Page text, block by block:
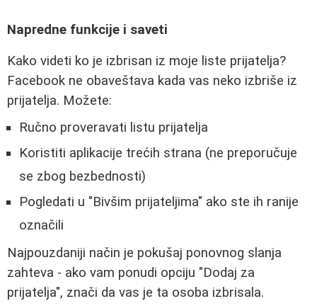
Napredne funkcije i saveti
Kako videti ko je izbrisan iz moje liste prijatelja?
Facebook ne obaveštava kada vas neko izbriše iz
prijatelja. Možete:
Ručno proveravati listu prijatelja
Koristiti aplikacije trećih strana (ne preporučuje
se zbog bezbednosti)
Pogledati u "Bivšim prijateljima" ako ste ih ranije
označili
Najpouzdaniji način je pokušaj ponovnog slanja
zahteva - ako vam ponudi opciju "Dodaj za
prijatelja", znači da vas je ta osoba izbrisala.